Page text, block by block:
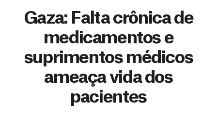
Gaza: Falta crônica de
medicamentos e
suprimentos médicos
ameaça vida dos
pacientes